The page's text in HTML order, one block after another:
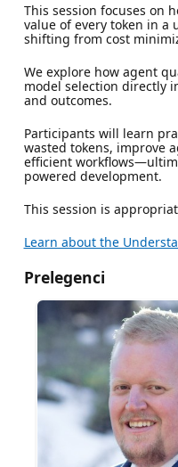
This session focuses on
value of every token in a
shifting from cost
We explore how agent
model selection directly
and outcomes.
Participants will learn
wasted tokens, improve
efficient
powered development.
This session is
Learn about the
Prelegenci